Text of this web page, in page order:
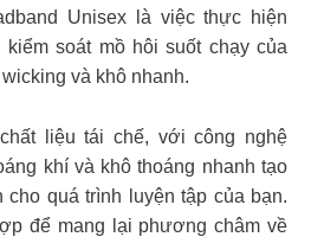
Unisex là việc thực hiện
soát mồ hôi suốt chạy của
và khô nhanh.
liệu tái chế, với công nghệ
khí và khô thoáng nhanh tạo
quá trình luyện tập của bạn.
để mang lại phương châm về